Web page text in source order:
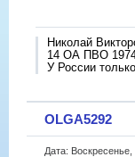
Николай
14 ОА ПВО
У России
OLGA5292
Дата: